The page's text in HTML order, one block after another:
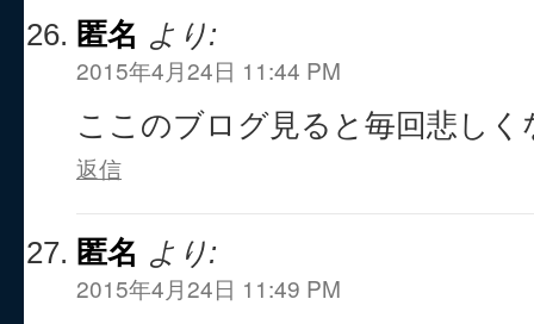
匿名 より:
2015年4月24日 11:44 PM
ここのブログ見ると毎回悲しく
返信
匿名 より:
2015年4月24日 11:49 PM